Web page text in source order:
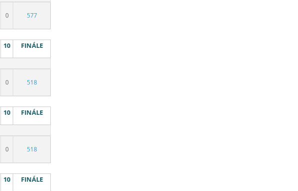
0 577
10 FINÁLE
0 518
10 FINÁLE
0 518
10 FINÁLE